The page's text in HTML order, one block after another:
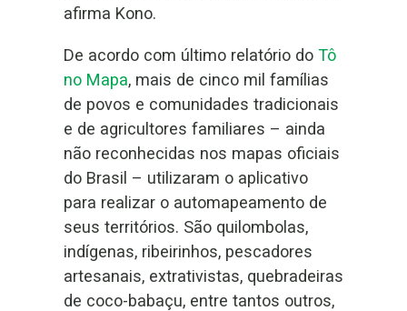
afirma Kono.
De acordo com último relatório do Tô
no Mapa, mais de cinco mil famílias
de povos e comunidades tradicionais
e de agricultores familiares – ainda
não reconhecidas nos mapas oficiais
do Brasil – utilizaram o aplicativo
para realizar o automapeamento de
seus territórios. São quilombolas,
indígenas, ribeirinhos, pescadores
artesanais, extrativistas, quebradeiras
de coco-babaçu, entre tantos outros,